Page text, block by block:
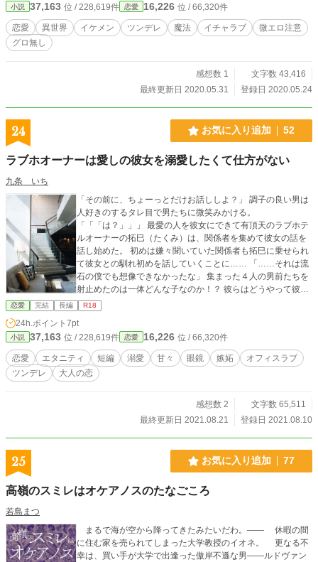
小説 37,163 位 / 228,619件 恋愛 16,226 位 / 66,320件
恋愛 異世界 イケメン ツンデレ 魔法 イチャラブ
微エロ注意
グロ無し
感想数 1
文字数 43,416
最終更新日 2020.05.31
登録日 2020.05.24
24 お気に入り追加 52
ラブホオーナーは愛しの彼女を溺愛したくて仕方がない
九条 いち
「その前に、ちょーっとだけお話ししよ？」 調子の良い男は
人好きのするタレ目で男たちに微笑みかける。
「「「は？」」」 最愛の人を彼女にできて有頂天のラブホテ
ルオーナーの拓巳（たくみ）は、関係者を集めて彼女の話を
話し始めた。 初めは嫌々聞いていた関係者も拓巳に乗せられ
て彼女との馴れ初めを話していくことに…… 「……それは流
石の僕でも想像できなかったな」 集まった４人の男前たちを
射止めたのは一体どんな子なのか！？ 彼らはどうやって彼女
と心を通わせたのか！？ ※エッチ有りです ※『殿方逢瀬』を
賞用に改変した物語です。
恋愛 完結 長編 R18
24h.ポイント 7pt
小説 37,163 位 / 228,619件 恋愛 16,226 位 / 66,320件
恋愛 エタニティ 短編 溺愛 甘々 眼鏡 嫉妬
オフィスラブ
ツンデレ
大人の恋
感想数 2
文字数 65,511
最終更新日 2021.08.21
登録日 2021.08.10
25 お気に入り追加 77
高嶺のスミレはオケアノスのたなごころ
若島まつ
まるで海が空から降ってきたみたいだわ。―― 休暇の間
に住む家を売られてしまった大学教授のイオネ。 更なる不
幸は、買い手が大学で出逢った傲岸不遜な男――ルドヴァン